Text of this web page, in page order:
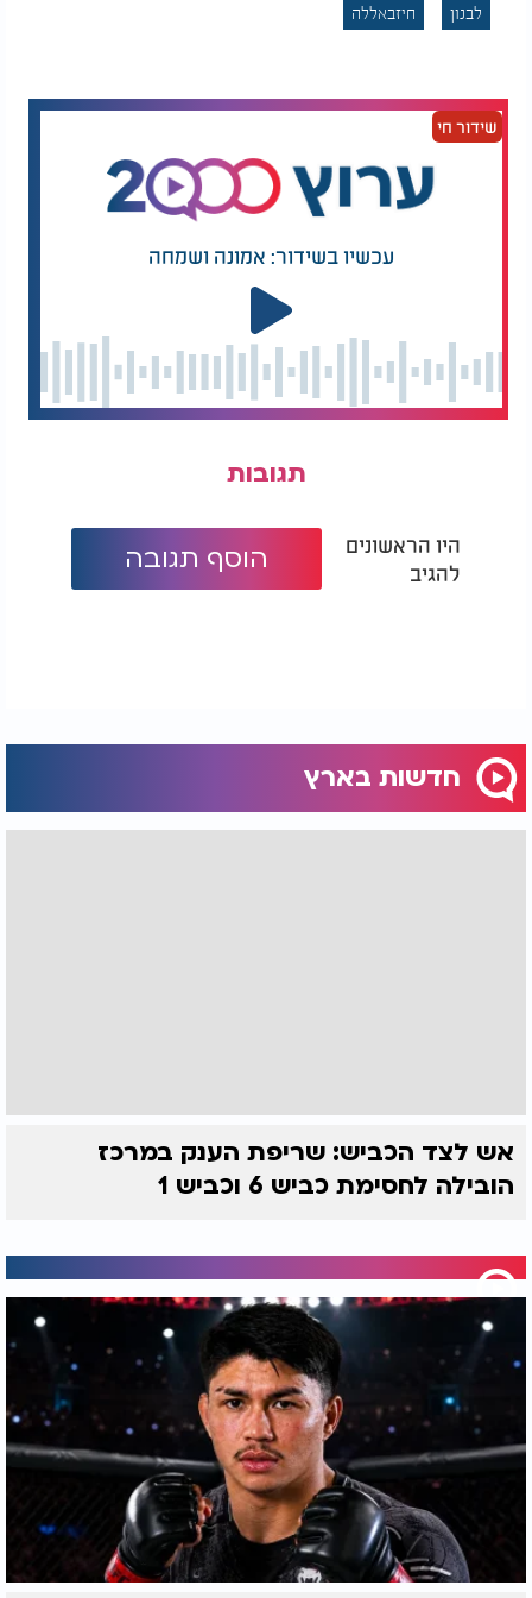
לבנון חיזבאללה
שידור חי
עכשיו בשידור: אמונה ושמחה
תגובות
היו הראשונים
להגיב
הוסף תגובה
חדשות בארץ
אש לצד הכביש: שריפת הענק במרכז
הובילה לחסימת כביש 6 וכביש 1